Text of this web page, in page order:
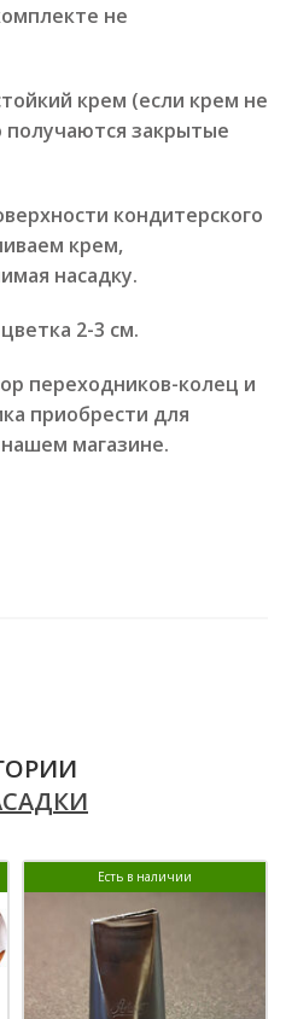
не
крем (если крем не
получаются закрытые
кондитерского
крем,
насадку.
2-3 см.
переходников-колец и
приобрести для
магазине.
Есть в наличии